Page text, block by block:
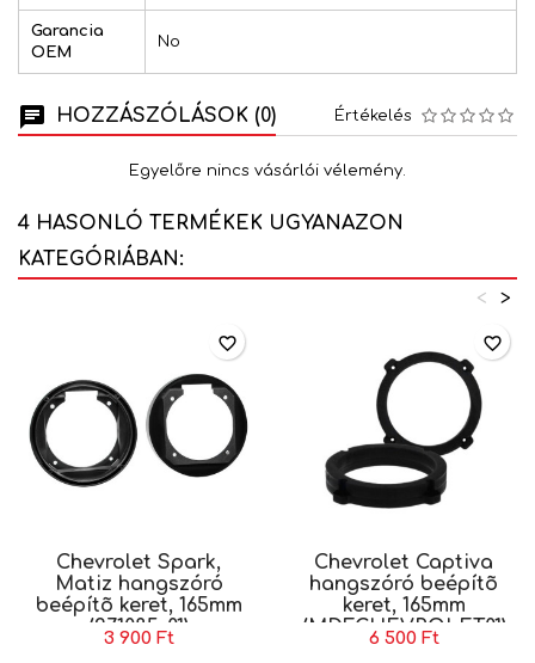
Garancia
OEM
No
HOZZÁSZÓLÁSOK (0) Értékelés
Egyelőre nincs vásárlói vélemény.
4 HASONLÓ TERMÉKEK UGYANAZON
KATEGÓRIÁBAN:
>
<
Chevrolet Spark,
Matiz hangszóró
beépítõ keret, 165mm
(271085-01)
3 900 Ft
favorite_border
Chevrolet Captiva
hangszóró beépítõ
keret, 165mm
(MDF.CHEVROLET01)
6 500 Ft
favorite_border